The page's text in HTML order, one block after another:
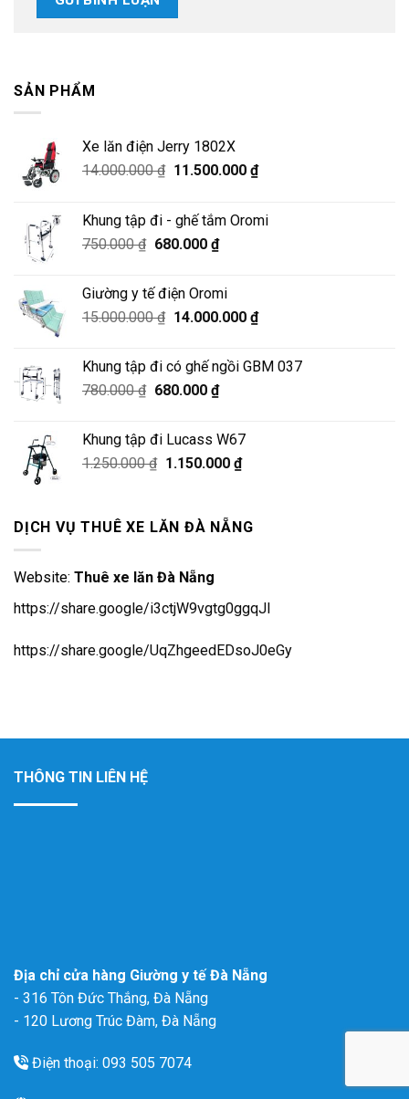
SẢN PHẨM
Xe lăn điện Jerry 1802X
14.000.000₫ Giá
14.000.000 ₫.
11.500.000 ₫Giá
là:
Khung tập đi - ghế tắm Oromi
750.000₫ Giá
là:
750.000 ₫.
680.000 ₫Giá
là:
680.000 ₫.
Giường y tế điện Oromi
15.000.000₫ Giá
15.000.000 ₫.
14.000.000 ₫Giá
là:
Khung tập đi có ghế ngồi GBM 037
780.000₫ Giá
780.000 ₫.
680.000 ₫Giá
là:
680.000 ₫.
Khung tập đi Lucass W67
1.250.000₫ Giá
1.250.000 ₫.
1.150.000 ₫Giá
là:
DỊCH VỤ THUÊ XE LĂN ĐÀ NẴNG
Website: Thuê xe lăn Đà Nẵng
https://share.google/i3ctjW9vgtg0ggqJl
https://share.google/UqZhgeedEDsoJ0eGy
THÔNG TIN LIÊN HỆ
Địa chỉ cửa hàng Giường y tế Đà Nẵng
- 316 Tôn Đức Thắng, Đà Nẵng
- 120 Lương Trúc Đàm, Đà Nẵng
Điện thoại: 093 505 7074